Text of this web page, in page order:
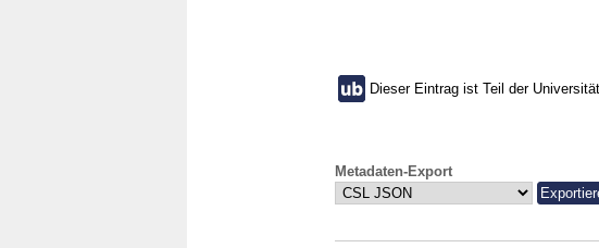
Dieser Eintrag ist Teil der
Metadaten-Export